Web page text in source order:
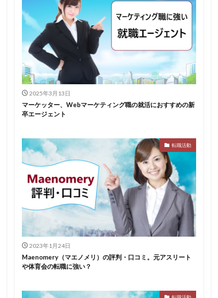
2025年3月13日
マーケッター、Webマーケティング職の就活におすすめの新
卒エージェント
転職活動
2023年1月24日
Maenomery（マエノメリ）の評判・口コミ。元アスリート
や体育会の転職に強い？
ミーツカンパニー
マイナビ新卒紹介
マイナビジョブ20'sスカウト
マイナビジョブ20's
マイナビ
マーケティング
やりたくない
やり方がわからない
ホワイト企業ランキング
不人気業界
人生終了
二次面接
二次募集 事務職
九州地方
中小企業
ユニスタイル
一次面接
リクナビ就職エージェント
リクナビ
ランキング
マーケッター
ホワイト企業
シェア
スタートアップ
ディグアップキャリア
ツノル
タイプ
スポナビキャリア
スポチョク
スポチャレ
スポーツフィールド
スポーツ
スカウトサイト
デューダ スーツ
しんどい
シンクトワイス
ジョブラス
ジョブトラ
ジョブティービー
システムエンジニア
ジェイック
テストセンター
どこから
ボロボロ